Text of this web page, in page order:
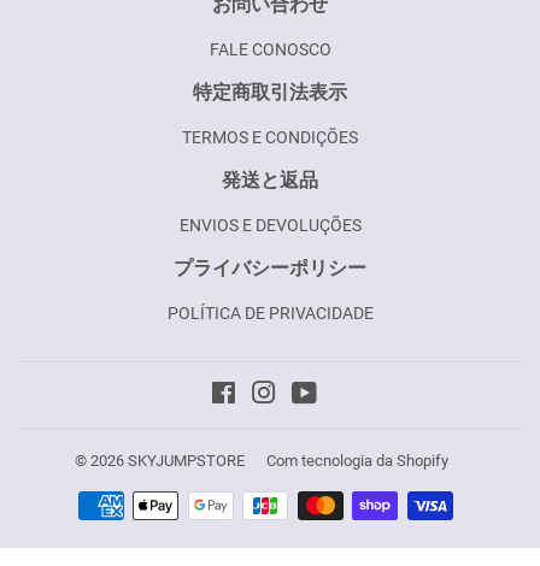
FALE CONOSCO
特定商取引法表示
TERMOS E CONDIÇÕES
発送と返品
ENVIOS E DEVOLUÇÕES
プライバシーポリシー
POLÍTICA DE PRIVACIDADE
FacebookInstagram
© 2026 SKYJUMPSTORE Com tecnologia da Shopify
Formas